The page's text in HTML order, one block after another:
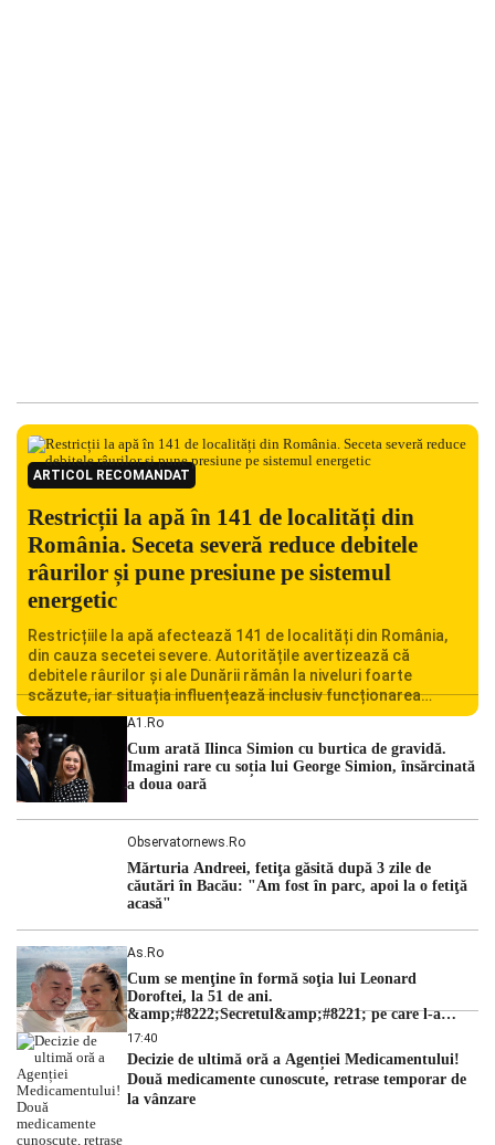
ARTICOL RECOMANDAT
Restricții la apă în 141 de localități din
România. Seceta severă reduce debitele
râurilor și pune presiune pe sistemul
energetic
Restricțiile la apă afectează 141 de localități din România,
din cauza secetei severe. Autoritățile avertizează că
debitele râurilor și ale Dunării rămân la niveluri foarte
scăzute, iar situația influențează inclusiv funcționarea
Centralei Nucleare de la Cernavodă. România se confruntă
cu una dintre cele mai dificile perioade din punct de vedere
hidrologic din ultimii ani. Lipsa […]
A1.ro
Cum arată Ilinca Simion cu burtica de gravidă.
Imagini rare cu soția lui George Simion, însărcinată
a doua oară
Observatornews.ro
Mărturia Andreei, fetiţa găsită după 3 zile de
căutări în Bacău: "Am fost în parc, apoi la o fetiţă
acasă"
As.ro
Cum se menţine în formă soţia lui Leonard
Doroftei, la 51 de ani.
&amp;#8222;Secretul&amp;#8221; pe care l-a
dezvăluit
17:40
Decizie de ultimă oră a Agenției Medicamentului!
Două medicamente cunoscute, retrase temporar de
la vânzare